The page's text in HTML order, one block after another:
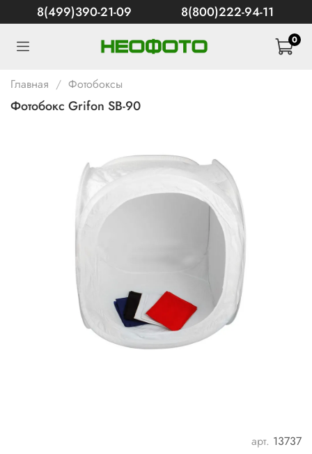
8(499)390-21-09 8(800)222-94-11
0
Главная Фотобоксы
Фотобокс Grifon SB-90
арт. 13737